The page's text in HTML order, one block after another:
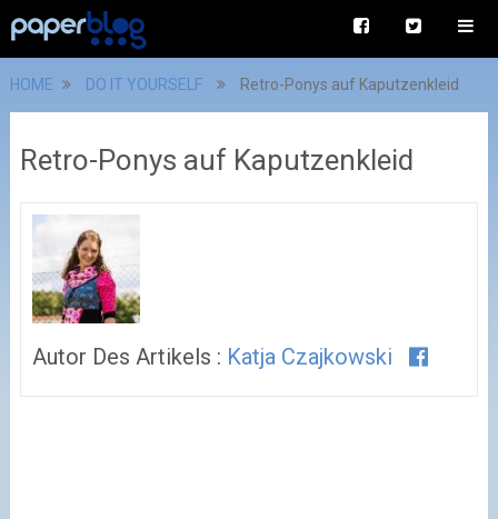
HOME DO IT YOURSELF Retro-Ponys auf Kaputzenkleid
Retro-Ponys auf Kaputzenkleid
Autor Des Artikels : Katja Czajkowski